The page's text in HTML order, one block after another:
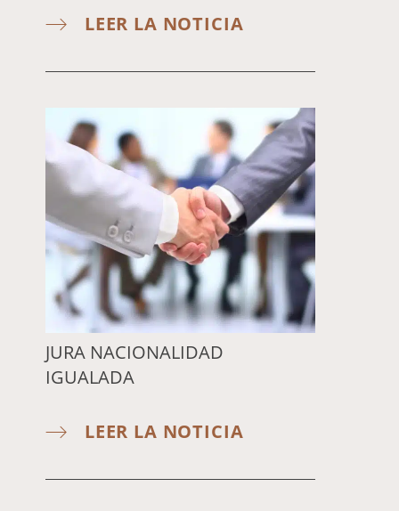
LEER LA NOTICIA
JURA NACIONALIDAD
IGUALADA
LEER LA NOTICIA